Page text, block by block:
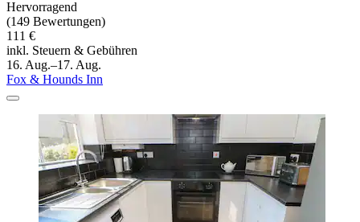
Hervorragend
(149 Bewertungen)
111 €
inkl. Steuern & Gebühren
16. Aug.–17. Aug.
Fox & Hounds Inn